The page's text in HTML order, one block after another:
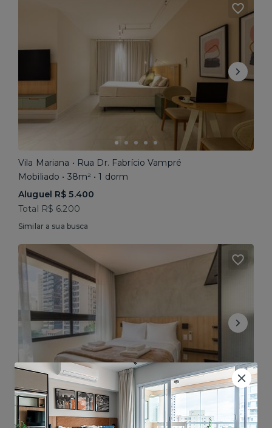
Vila Mariana • Rua Dr. Fabrício Vampré
Mobiliado • 38m² • 1 dorm
Aluguel R$ 5.400
Total R$ 6.200
Similar a sua busca
Pinheiros • Rua Alves Guimarães